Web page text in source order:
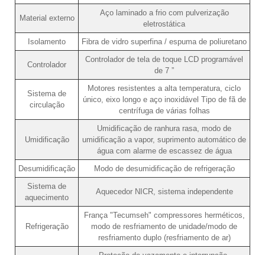
Material externo
Aço laminado a frio com pulverização
eletrostática
Isolamento
Fibra de vidro superfina / espuma de poliuretano
Controlador
Controlador de tela de toque LCD programável
de 7 ”
Sistema de
circulação
Motores resistentes a alta temperatura, ciclo
único, eixo longo e aço inoxidável Tipo de fã de
centrífuga de várias folhas
Umidificação
Umidificação de ranhura rasa, modo de
umidificação a vapor, suprimento automático de
água com alarme de escassez de água
Desumidificação
Modo de desumidificação de refrigeração
Sistema de
aquecimento
Aquecedor NICR, sistema independente
Refrigeração
França "Tecumseh" compressores herméticos,
modo de resfriamento de unidade/modo de
resfriamento duplo (resfriamento de ar)